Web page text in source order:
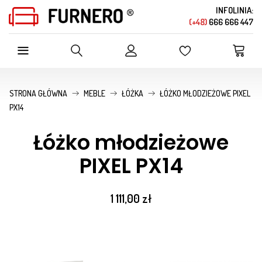
INFOLINIA:
(+48) 666 666 447
SZUKAJ W OFERCIE SKLEPU
STRONA GŁÓWNA MEBLE ŁÓŻKA
ŁÓŻKO MŁODZIEŻOWE PIXEL
PX14
Łóżko młodzieżowe
PIXEL PX14
1 111,00 zł